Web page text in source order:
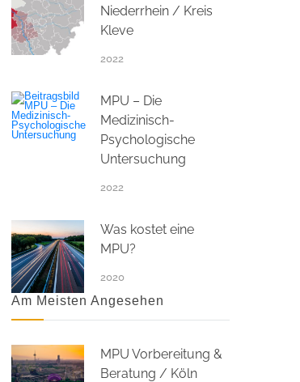
Niederrhein / Kreis
Kleve
2022
MPU – Die
Medizinisch-
Psychologische
Untersuchung
2022
Was kostet eine
MPU?
2020
Am Meisten Angesehen
MPU Vorbereitung &
Beratung / Köln